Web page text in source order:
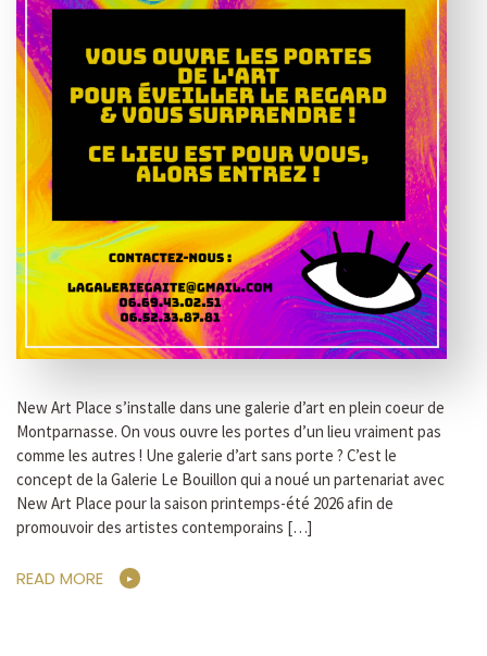
New Art Place s’installe dans une galerie d’art en plein coeur de
Montparnasse. On vous ouvre les portes d’un lieu vraiment pas
comme les autres ! Une galerie d’art sans porte ? C’est le
concept de la Galerie Le Bouillon qui a noué un partenariat avec
New Art Place pour la saison printemps-été 2026 afin de
promouvoir des artistes contemporains […]
READ MORE